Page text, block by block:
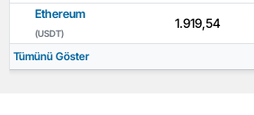
Ethereum
(USDT)
1.919,54
Tümünü Göster